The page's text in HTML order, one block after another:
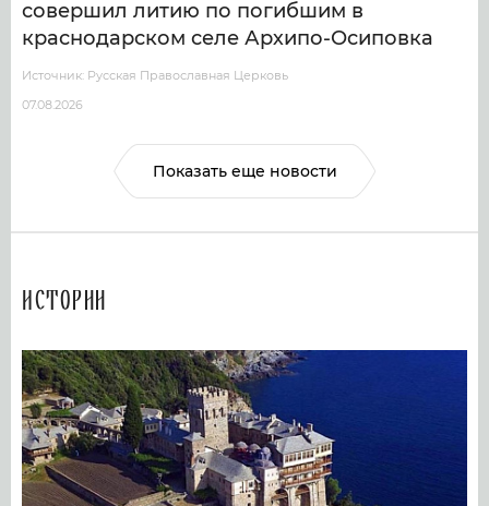
совершил литию по погибшим в
краснодарском селе Архипо-Осиповка
Источник: Русская Православная Церковь
07.08.2026
Показать еще новости
Истории